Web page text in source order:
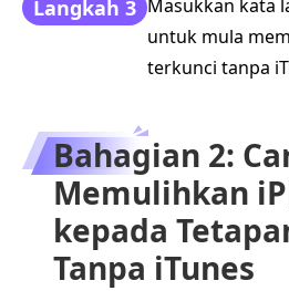
Langkah 3 Masukkan kata
untuk mula
terkunci tanpa
Bahagian 2:
Memulihkan
kepada
Tanpa iTunes